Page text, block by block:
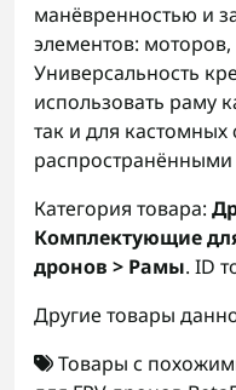
манёвренностью и
элементов:
Универсальность
использовать раму
так и для кастомных
Категория товара:
Комплектующие
дронов > Рамы. ID
Другие товары
Товары с